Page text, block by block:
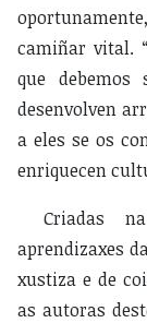
camiñar vital.
que debemos
desenvolven
a eles se os
enriquecen
Criadas
aprendizaxes
xustiza e de
as autoras